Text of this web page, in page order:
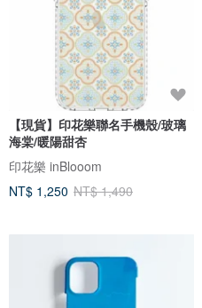
【現貨】印花樂聯名手機殼/玻璃
海棠/暖陽甜杏
印花樂 inBlooom
NT$ 1,250 NT$ 1,490